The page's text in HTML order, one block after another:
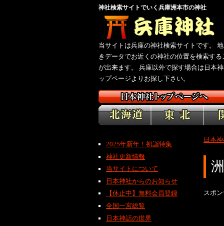
神社検索サイトでいく兵庫洲本市の神社
当サイトは兵庫の神社検索サイトです。
きデータでお近くの神社の位置を検索する
が出来ます。 兵庫以外で探す場合は日本
ップページよりお探し下さい。
日本
スポ
2025年新年！初詣特集
神社更新情報
当サイトについて
日本神社からのお知らせ
【休止中】無料会員登録
全国一宮総覧
日本神話の世界